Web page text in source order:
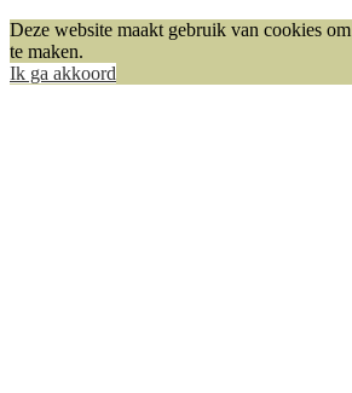
Deze website maakt gebruik van cookies
te maken.
Ik ga akkoord